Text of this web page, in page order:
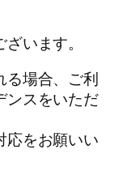
います。
る場合、ご利
ンスをいただ
応をお願いい